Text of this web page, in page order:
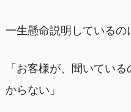
一生懸命説明しているの
「お客様が、聞いてい
からない」